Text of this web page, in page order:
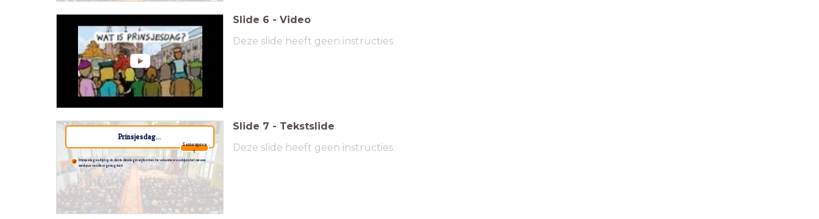
Slide 6 - Video
Deze slide heeft geen instructies
Prinsjesdag...
Samengeva
t
Prinsjesdag is altijd op de derde dinsdag in september. De vakantie is voorbij en het nieuwe
werkjaar van de regering start.
Slide 7 - Tekstslide
Deze slide heeft geen instructies